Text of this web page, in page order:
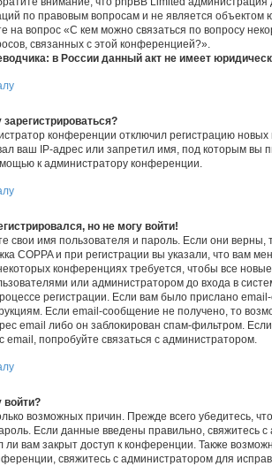
по правовым вопросам и не является объектом
на вопрос «С кем можно связаться по вопросу
связанных с этой конференцией?».
в России данный акт не имеет
конференции отключил регистрацию новых
ваш IP-адрес или запретил имя, под которым вы
к администратору конференции.
но не могу войти!
свои имя пользователя и пароль. Если они
COPPA и при регистрации вы указали, что вам
конференциях требуется, чтобы все
или администратором до входа в
регистрации. Если вам было прислано
Если email-сообщение не получено, то
email либо он заблокирован спам-фильтром.
email, попробуйте связаться с администратором.
войти?
возможных причин. Прежде всего убедитесь,
Если данные введены правильно, свяжитесь
ли вам закрыт доступ к конференции. Также
свяжитесь с администратором для